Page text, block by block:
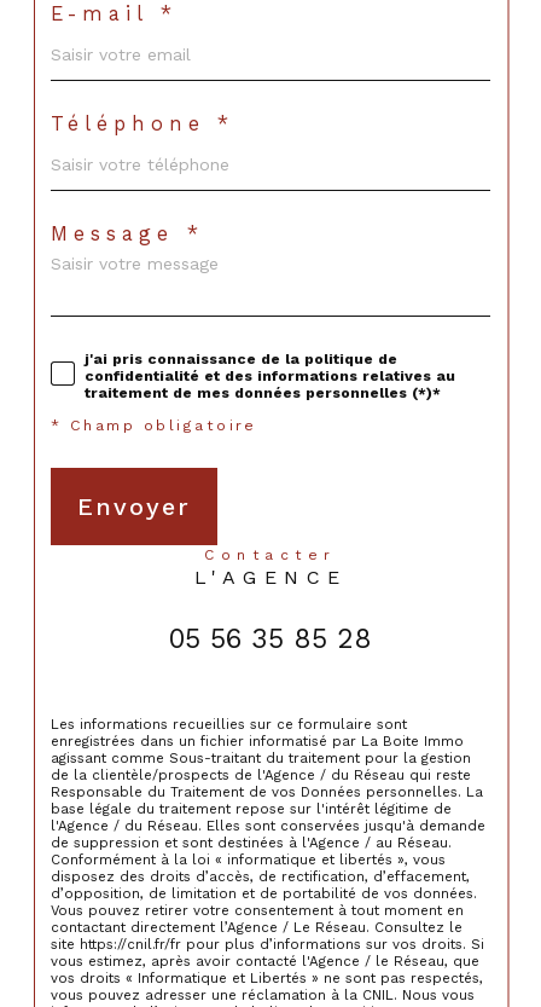
E-mail *
Téléphone *
Message *
j'ai pris connaissance de la politique de
confidentialité et des informations relatives au
traitement de mes données personnelles (*)*
* Champ obligatoire
Envoyer
contacter
L'AGENCE
05 56 35 85 28
Les informations recueillies sur ce formulaire sont
enregistrées dans un fichier informatisé par La Boite Immo
agissant comme Sous-traitant du traitement pour la gestion
de la clientèle/prospects de l'Agence / du Réseau qui reste
Responsable du Traitement de vos Données personnelles. La
base légale du traitement repose sur l'intérêt légitime de
l'Agence / du Réseau. Elles sont conservées jusqu'à demande
de suppression et sont destinées à l'Agence / au Réseau.
Conformément à la loi « informatique et libertés », vous
disposez des droits d’accès, de rectification, d’effacement,
d’opposition, de limitation et de portabilité de vos données.
Vous pouvez retirer votre consentement à tout moment en
contactant directement l’Agence / Le Réseau. Consultez le
site https://cnil.fr/fr pour plus d’informations sur vos droits. Si
vous estimez, après avoir contacté l'Agence / le Réseau, que
vos droits « Informatique et Libertés » ne sont pas respectés,
vous pouvez adresser une réclamation à la CNIL. Nous vous